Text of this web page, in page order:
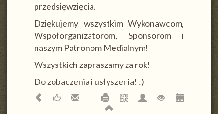
przedsięwzięcia.
Dziękujemy wszystkim Wykonawcom,
Współorganizatorom, Sponsorom i
naszym Patronom Medialnym!
Wszystkich zapraszamy za rok!
Do zobaczenia i usłyszenia! :)